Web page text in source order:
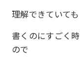
理解できていても
書くのにすごく
ので